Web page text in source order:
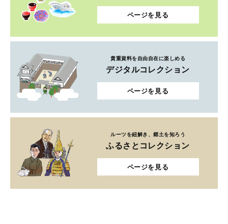
ページを見る
貴重資料を自由自在に楽しめる
デジタルコレクション
ページを見る
ルーツを紐解き、郷土を知ろう
ふるさとコレクション
ページを見る